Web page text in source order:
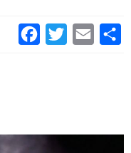
Facebook
Twitter Email